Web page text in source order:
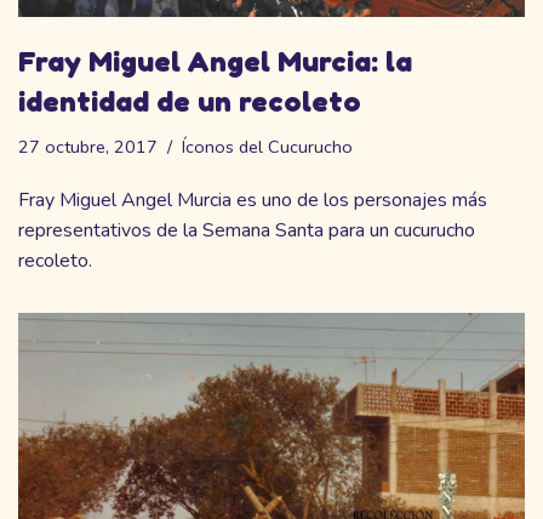
Fray Miguel Angel Murcia: la
identidad de un recoleto
27 octubre, 2017 Íconos del Cucurucho
Fray Miguel Angel Murcia es uno de los personajes más
representativos de la Semana Santa para un cucurucho
recoleto.